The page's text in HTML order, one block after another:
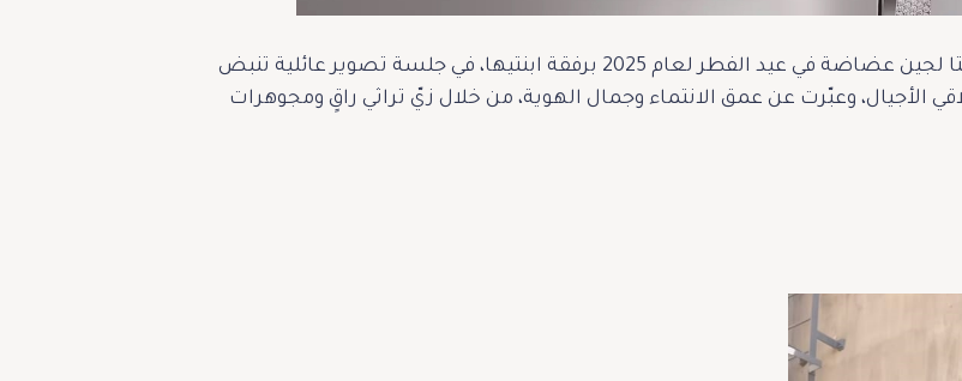
في مشهدٍ يفيض دفئًا وأناقة، أطلت الفاشينيستا لجين عضاضة في عيد الفطر لعام 2025 برفقة ابنتيها، في جلسة تصوير عائلية تنبض
الأجيال، وعبّرت عن عمق الانتماء وجمال الهوية، من خلال زيّ تراثي راقٍ ومجوهرات